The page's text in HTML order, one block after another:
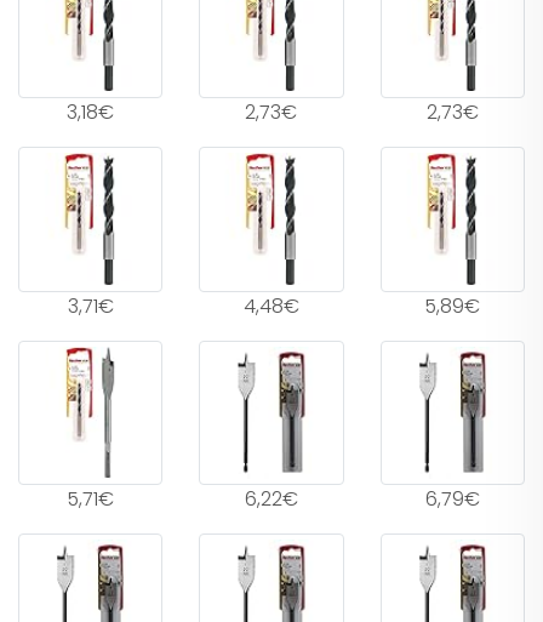
3,18€ 2,73€ 2,73€
3,71€ 4,48€ 5,89€
5,71€ 6,22€ 6,79€